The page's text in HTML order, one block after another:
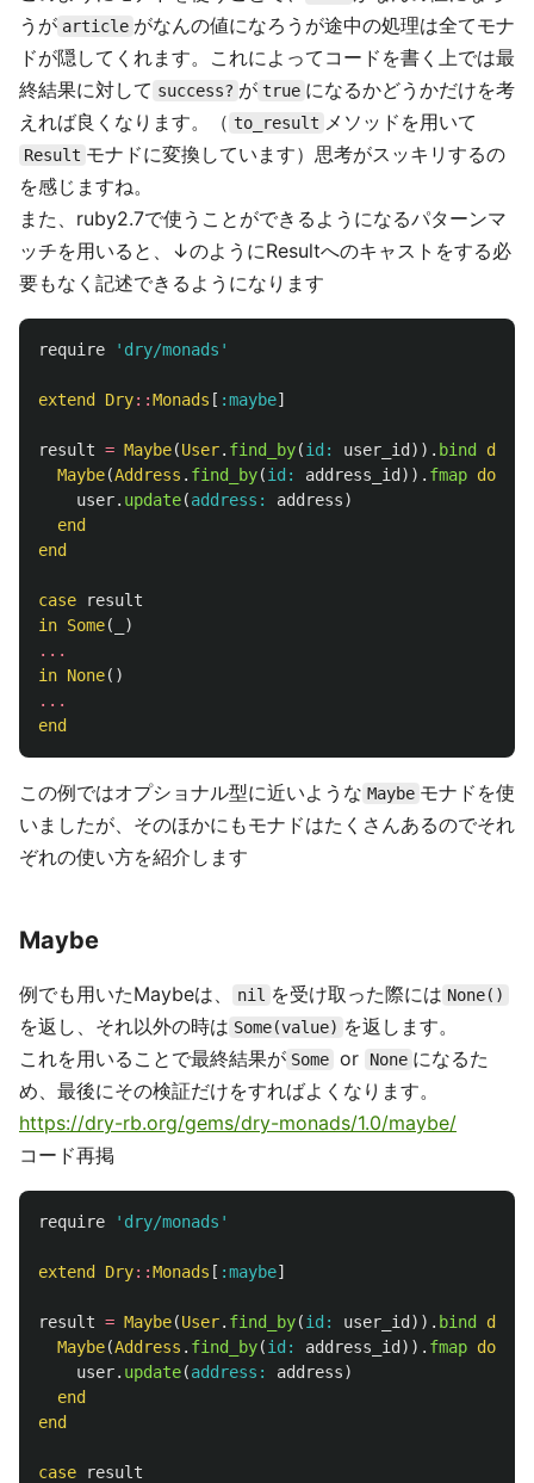
うが article がなんの値になろうが途中の処理は全てモナ
ドが隠してくれます。これによってコードを書く上では最
終結果に対して success? が true になるかどうかだけを考
えれば良くなります。（ to_result メソッドを用いて
Result モナドに変換しています）思考がスッキリするの
を感じますね。
また、ruby2.7で使うことができるようになるパターンマ
ッチを用いると、↓のようにResultへのキャストをする必
要もなく記述できるようになります
require 'dry/monads'
extend Dry::Monads [ :maybe]
result = Maybe(User. find_by(id: user_id )). bind do
Maybe(Address . find_by(id: address_id )). fmap do
user. update(address: address)
end
end
case
result
in Some(
)
...
in None()
...
end
この例ではオプショナル型に近いような Maybe モナドを使
いましたが、そのほかにもモナドはたくさんあるのでそれ
ぞれの使い方を紹介します
Maybe
例でも用いたMaybeは、 nil を受け取った際には None()
を返し、それ以外の時は Some(value) を返します。
これを用いることで最終結果が Some or None になるた
め、最後にその検証だけをすればよくなります。
https://dry-rb.org/gems/dry-monads/1.0/maybe/
コード再掲
require 'dry/monads'
extend Dry::Monads [ :maybe]
result = Maybe(User. find_by(id: user_id )). bind do
Maybe(Address . find_by(id: address_id )). fmap do
user. update(address: address)
end
end
case
result